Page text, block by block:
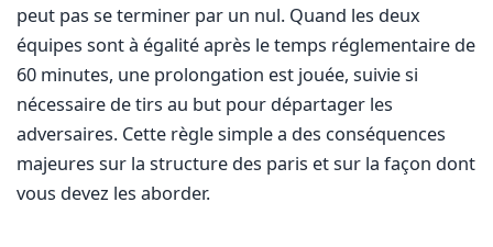
peut pas se terminer par un nul. Quand les deux
équipes sont à égalité après le temps réglementaire de
60 minutes, une prolongation est jouée, suivie si
nécessaire de tirs au but pour départager les
adversaires. Cette règle simple a des conséquences
majeures sur la structure des paris et sur la façon dont
vous devez les aborder.